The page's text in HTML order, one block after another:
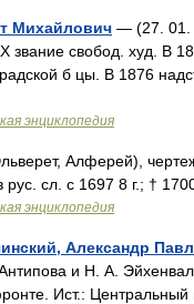
Михайлович — (27. 01.
звание свобод. худ. В
б цы. В 1876
энциклопедия
Алферей),
сл. с 1697 8 г.; †
энциклопедия
Александр
и Н. А.
Ист.: Центральный